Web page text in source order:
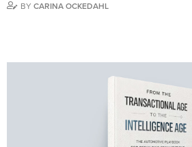
BY CARINA OCKEDAHL